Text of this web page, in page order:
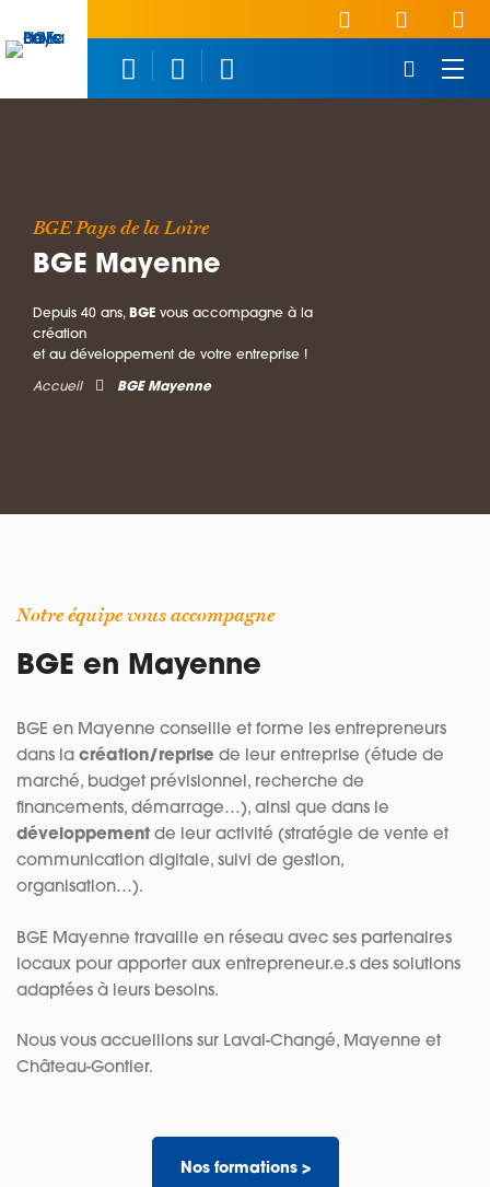
BGE Pays de la Loire
BGE Mayenne
Depuis 40 ans, BGE vous accompagne à la
création
et au développement de votre entreprise !
Accueil BGE Mayenne
Notre équipe vous accompagne
BGE en Mayenne
BGE en Mayenne conseille et forme les entrepreneurs
dans la création/reprise de leur entreprise (étude de
marché, budget prévisionnel, recherche de
financements, démarrage…), ainsi que dans le
développement de leur activité (stratégie de vente et
communication digitale, suivi de gestion,
organisation…).
BGE Mayenne travaille en réseau avec ses partenaires
locaux pour apporter aux entrepreneur.e.s des solutions
adaptées à leurs besoins.
Nous vous accueillons sur Laval-Changé, Mayenne et
Château-Gontier.
Nos formations >